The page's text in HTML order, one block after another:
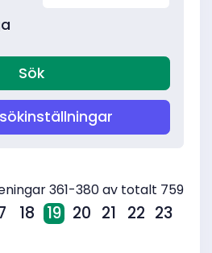
361-380 av totalt 759
18 19 20 21 22 23